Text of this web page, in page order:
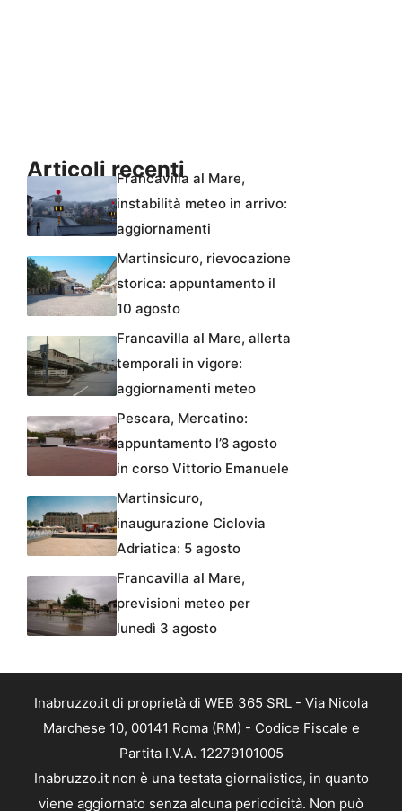
Articoli recenti
Francavilla al Mare,
instabilità meteo in arrivo:
aggiornamenti
Martinsicuro, rievocazione
storica: appuntamento il
10 agosto
Francavilla al Mare, allerta
temporali in vigore:
aggiornamenti meteo
Pescara, Mercatino:
appuntamento l’8 agosto
in corso Vittorio Emanuele
Martinsicuro,
inaugurazione Ciclovia
Adriatica: 5 agosto
Francavilla al Mare,
previsioni meteo per
lunedì 3 agosto
Inabruzzo.it di proprietà di WEB 365 SRL - Via Nicola
Marchese 10, 00141 Roma (RM) - Codice Fiscale e
Partita I.V.A. 12279101005
Inabruzzo.it non è una testata giornalistica, in quanto
viene aggiornato senza alcuna periodicità. Non può